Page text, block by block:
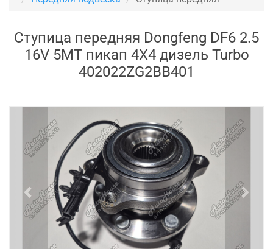
Ступица передняя Dongfeng DF6 2.5
16V 5MT пикап 4X4 дизель Turbo
402022ZG2BB401